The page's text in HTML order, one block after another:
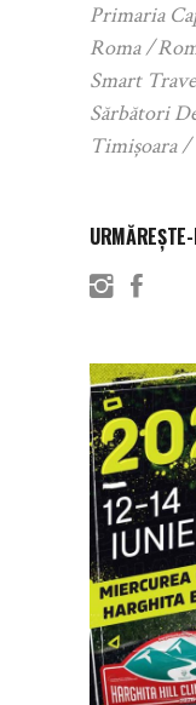
Primaria
Roma
Smart
Sărbători
Timișoara